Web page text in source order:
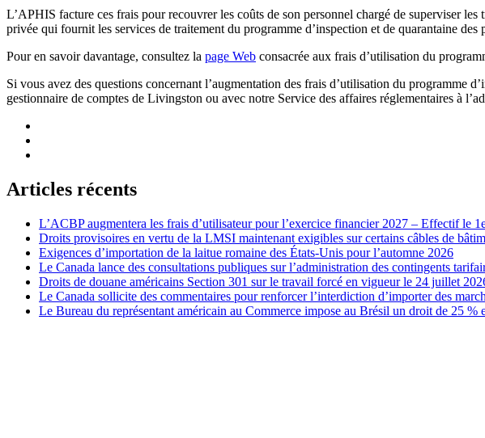
L’APHIS facture ces frais pour recouvrer les coûts de son personnel chargé de superviser
privée qui fournit les services de traitement du programme d’inspection et de quarantaine
Pour en savoir davantage, consultez la page Web consacrée aux frais d’utilisation du
Si vous avez des questions concernant l’augmentation des frais d’utilisation du programme
gestionnaire de comptes de Livingston ou avec notre Service des affaires réglementaires à
Articles récents
L’ACBP augmentera les frais d’utilisateur pour l’exercice financier 2027 – Effectif le
Droits provisoires en vertu de la LMSI maintenant exigibles sur certains câbles de
Exigences d’importation de la laitue romaine des États-Unis pour l’automne 2026
Le Canada lance des consultations publiques sur l’administration des contingents
Droits de douane américains Section 301 sur le travail forcé en vigueur le 24 juillet
Le Canada sollicite des commentaires pour renforcer l’interdiction d’importer des
Le Bureau du représentant américain au Commerce impose au Brésil un droit de 25 %